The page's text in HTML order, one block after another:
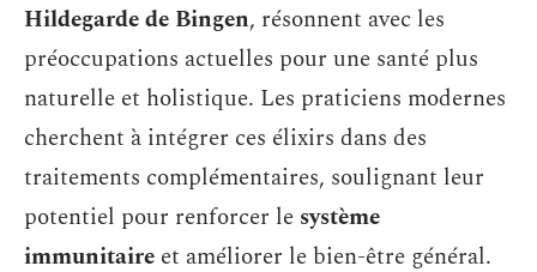
Hildegarde de Bingen, résonnent avec les
préoccupations actuelles pour une santé plus
naturelle et holistique. Les praticiens modernes
cherchent à intégrer ces élixirs dans des
traitements complémentaires, soulignant leur
potentiel pour renforcer le système
immunitaire et améliorer le bien-être général.